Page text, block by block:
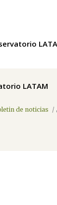
LATAM
de noticias /